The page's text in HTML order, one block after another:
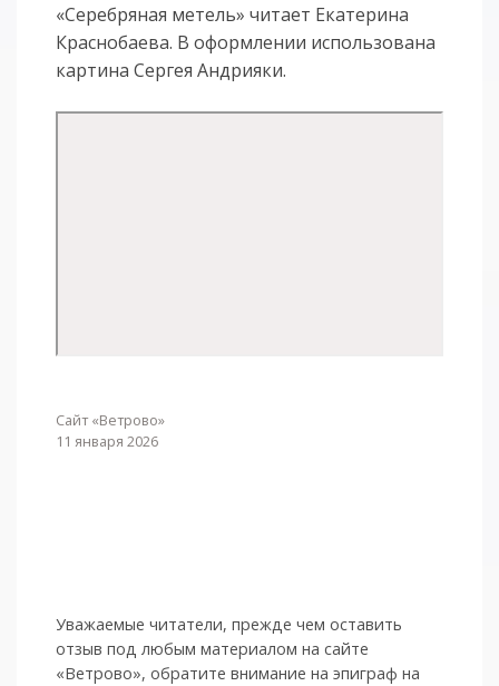
«Серебряная метель» читает Екатерина
Краснобаева. В оформлении использована
картина Сергея Андрияки.
Сайт «Ветрово»
11 января 2026
Уважаемые читатели, прежде чем оставить
отзыв под любым материалом на сайте
«Ветрово», обратите внимание на эпиграф на